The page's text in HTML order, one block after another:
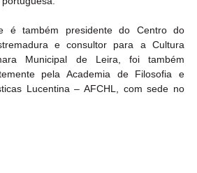
é também presidente do Centro do
e consultor para a Cultura
Municipal de Leira, foi também
pela Academia de Filosofia e
Lucentina – AFCHL, com sede no